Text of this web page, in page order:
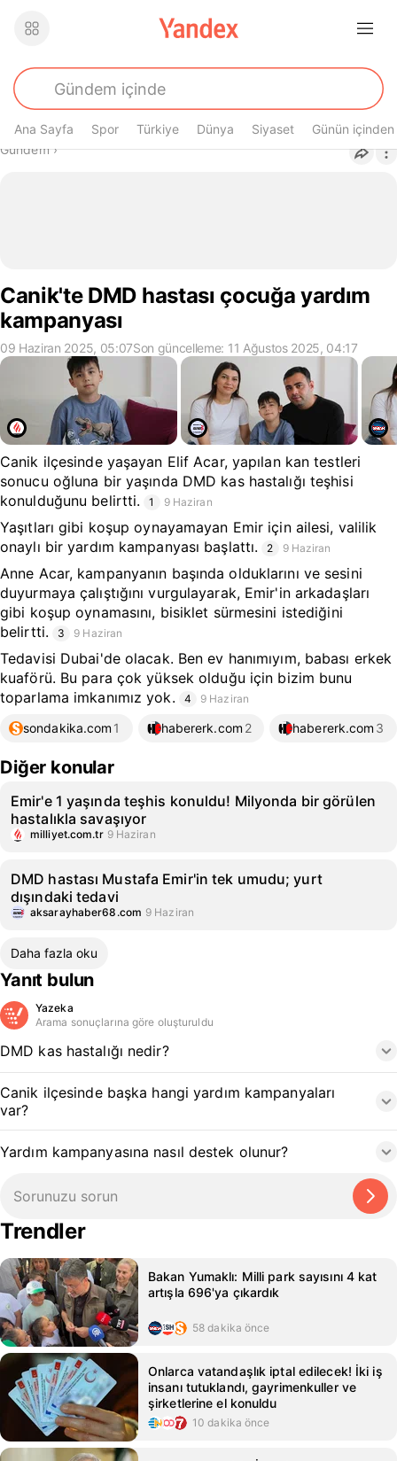
Ana Sayfa Spor Türkiye Dünya Siyaset Günün içinden
Buradasın
Gündem›
Canik'te DMD hastası çocuğa yardım
kampanyası
09 Haziran 2025, 05:07Son güncelleme: 11 Ağustos 2025, 04:17
Canik ilçesinde yaşayan Elif Acar, yapılan kan testleri
sonucu oğluna bir yaşında DMD kas hastalığı teşhisi
konulduğunu belirtti.
1 9 Haziran
Yaşıtları gibi koşup oynayamayan Emir için ailesi, valilik
onaylı bir yardım kampanyası başlattı.
2 9 Haziran
Anne Acar, kampanyanın başında olduklarını ve sesini
duyurmaya çalıştığını vurgulayarak, Emir'in arkadaşları
gibi koşup oynamasını, bisiklet sürmesini istediğini
belirtti.
3 9 Haziran
Tedavisi Dubai'de olacak. Ben ev hanımıyım, babası erkek
kuaförü. Bu para çok yüksek olduğu için bizim bunu
toparlama imkanımız yok.
4 9 Haziran
sondakika.com 1 habererk.com 2 habererk.com 3
Diğer konular
Emir'e 1 yaşında teşhis konuldu! Milyonda bir görülen
hastalıkla savaşıyor
milliyet.com.tr 9 Haziran
DMD hastası Mustafa Emir'in tek umudu; yurt
dışındaki tedavi
aksarayhaber68.com 9 Haziran
Daha fazla oku
Yanıt bulun
Yazeka
Arama sonuçlarına göre oluşturuldu
DMD kas hastalığı nedir?
Canik ilçesinde başka hangi yardım kampanyaları
var?
Yardım kampanyasına nasıl destek olunur?
Trendler
Bakan Yumaklı: Milli park sayısını 4 kat
artışla 696'ya çıkardık
58 dakika önce
Onlarca vatandaşlık iptal edilecek! İki iş
insanı tutuklandı, gayrimenkuller ve
şirketlerine el konuldu
10 dakika önce